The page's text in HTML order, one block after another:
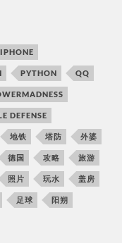
IPHONE
PYTHON QQ
DEFENSE
地铁 塔防 外婆
德国 攻略 旅游
照片 玩水 盖房
足球 阳朔